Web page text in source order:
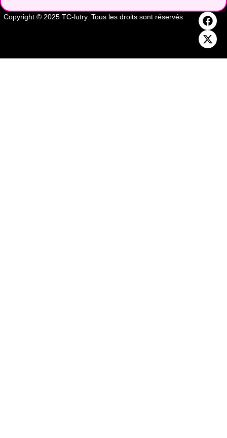
Copyright © 2025 TC-lutry. Tous les droits sont réservés.